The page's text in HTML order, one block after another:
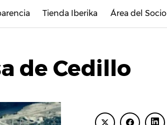
Tienda Iberika Área del Socio
de Cedillo